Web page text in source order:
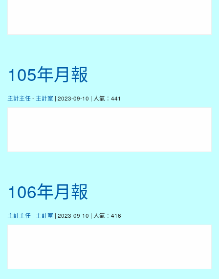
105年月報
主計主任- 主計室 | 2023-09-10 | 人氣：441
106年月報
主計主任- 主計室 | 2023-09-10 | 人氣：416